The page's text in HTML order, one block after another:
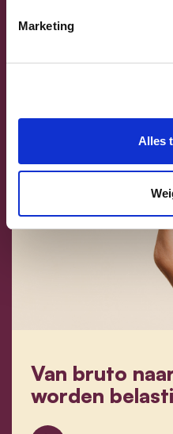
Marketing
Alles
De 5 meest
Van bruto
worden